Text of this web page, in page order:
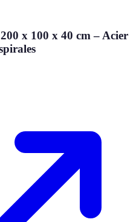
x 100 x 40 cm – Acier